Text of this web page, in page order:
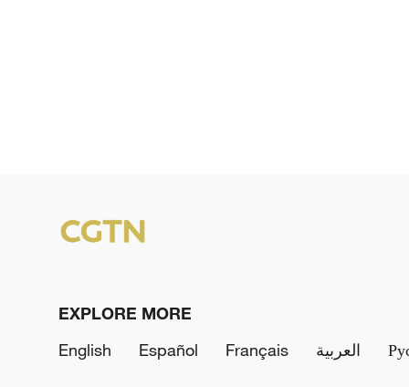
EXPLORE MORE
English
Español Français العربية